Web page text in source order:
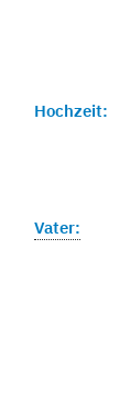
Hochzeit:
Vater: